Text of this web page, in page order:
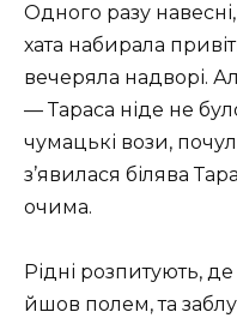
Одного разу
хата набирала
вечеряла надворі.
— Тараса ніде не
чумацькі вози,
з’явилася білява
очима.
Рідні розпитують,
йшов полем, та